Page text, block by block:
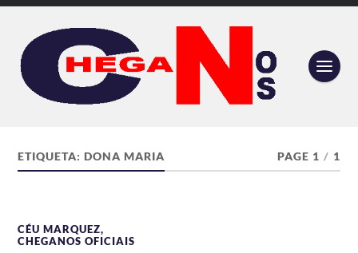
ETIQUETA:DONA MARIA PAGE 1 / 1
CÉU MARQUEZ,
CHEGANOS OFICIAIS